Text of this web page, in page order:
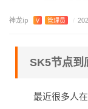
神龙ip V 管理员 /
SK5节点到
最近很多人